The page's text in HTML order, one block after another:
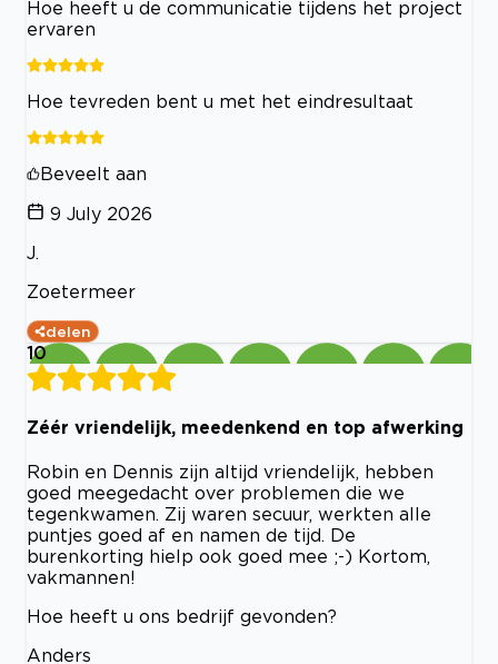
Hoe heeft u de communicatie tijdens het project
ervaren
Hoe tevreden bent u met het eindresultaat
Beveelt aan
9 July 2026
J.
Zoetermeer
delen
10
Zéér vriendelijk, meedenkend en top afwerking
Robin en Dennis zijn altijd vriendelijk, hebben
goed meegedacht over problemen die we
tegenkwamen. Zij waren secuur, werkten alle
puntjes goed af en namen de tijd. De
burenkorting hielp ook goed mee ;-) Kortom,
vakmannen!
Hoe heeft u ons bedrijf gevonden?
Anders